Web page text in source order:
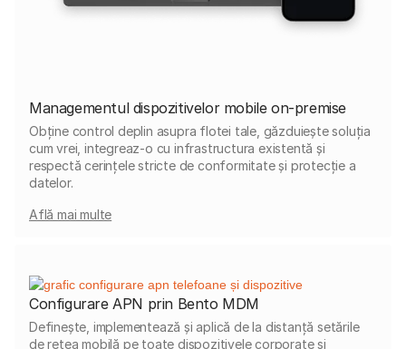
Managementul dispozitivelor mobile on-premise
Obține control deplin asupra flotei tale, găzduiește soluția
cum vrei, integreaz-o cu infrastructura existentă și
respectă cerințele stricte de conformitate și protecție a
datelor.
Află mai multe
Configurare APN prin Bento MDM
Definește, implementează și aplică de la distanță setările
de rețea mobilă pe toate dispozitivele corporate și